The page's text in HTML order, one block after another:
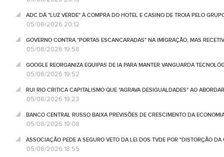
ADC DÁ "LUZ VERDE" À COMPRA DO HOTEL E CASINO DE TROIA PELO
05/08/2026 20:12
GOVERNO CONTRA "PORTAS ESCANCARADAS" NA IMIGRAÇÃO, MAS
05/08/2026 19:58
GOOGLE REORGANIZA EQUIPAS DE IA PARA MANTER VANGUARDA
05/08/2026 19:52
RUI RIO CRITICA CAPITALISMO QUE "AGRAVA DESIGUALDADES" AO
05/08/2026 19:23
BANCO CENTRAL RUSSO BAIXA PREVISÕES DE CRESCIMENTO DA
05/08/2026 19:08
ASSOCIAÇÃO PEDE A SEGURO VETO DA LEI DOS TVDE POR "DISTORÇÃO
05/08/2026 18:55